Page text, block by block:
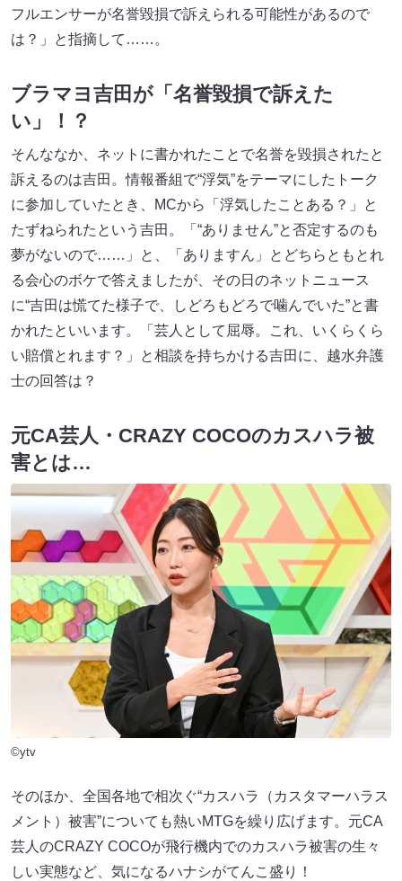
フルエンサーが名誉毀損で訴えられる可能性があるので
は？」と指摘して……。
ブラマヨ吉田が「名誉毀損で訴えた
い」！？
そんななか、ネットに書かれたことで名誉を毀損されたと
訴えるのは吉田。情報番組で“浮気”をテーマにしたトーク
に参加していたとき、MCから「浮気したことある？」と
たずねられたという吉田。「“ありません”と否定するのも
夢がないので……」と、「ありますん」とどちらともとれ
る会心のボケで答えましたが、その日のネットニュース
に“吉田は慌てた様子で、しどろもどろで噛んでいた”と書
かれたといいます。「芸人として屈辱。これ、いくらくら
い賠償とれます？」と相談を持ちかける吉田に、越水弁護
士の回答は？
元CA芸人・CRAZY COCOのカスハラ被
害とは…
©ytv
そのほか、全国各地で相次ぐ“カスハラ（カスタマーハラス
メント）被害”についても熱いMTGを繰り広げます。元CA
芸人のCRAZY COCOが飛行機内でのカスハラ被害の生々
しい実態など、気になるハナシがてんこ盛り！